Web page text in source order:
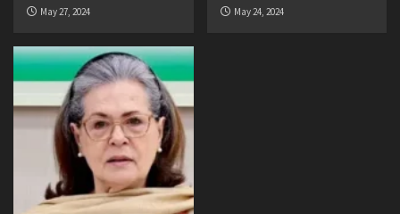
May 27, 2024 May 24, 2024